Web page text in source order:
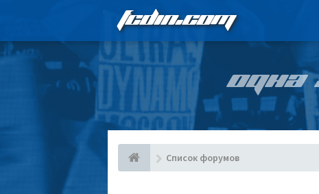
FCDIN.COM
ОДНА
Список форумов